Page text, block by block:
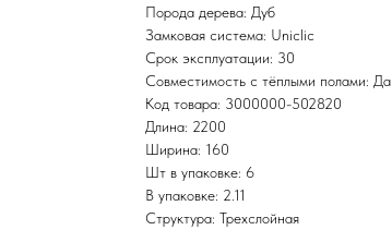
Порода дерева: Дуб
Замковая система: Uniclic
Срок эксплуатации: 30
Совместимость с тёплыми полами: Да
Код товара: 3000000-502820
Длина: 2200
Ширина: 160
Шт в упаковке: 6
В упаковке: 2.11
Структура: Трехслойная